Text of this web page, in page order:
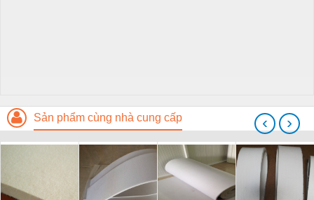
Sản phẩm cùng nhà cung cấp ‹ ›